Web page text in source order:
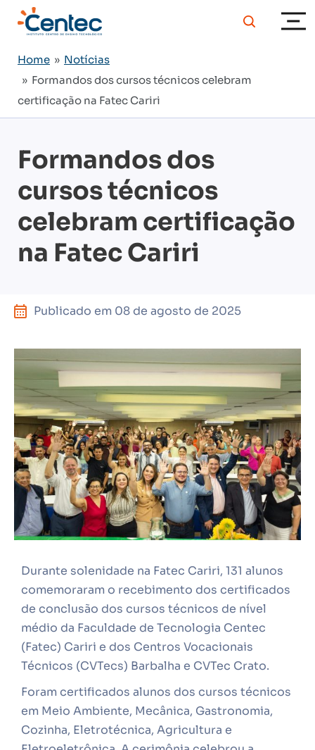
Home » Notícias
» Formandos dos cursos técnicos celebram
certificação na Fatec Cariri
Formandos dos
cursos técnicos
celebram certificação
na Fatec Cariri
Publicado em 08 de agosto de 2025
Durante solenidade na Fatec Cariri, 131 alunos
comemoraram o recebimento dos certificados
de conclusão dos cursos técnicos de nível
médio da Faculdade de Tecnologia Centec
(Fatec) Cariri e dos Centros Vocacionais
Técnicos (CVTecs) Barbalha e CVTec Crato.
Foram certificados alunos dos cursos técnicos
em Meio Ambiente, Mecânica, Gastronomia,
Cozinha, Eletrotécnica, Agricultura e